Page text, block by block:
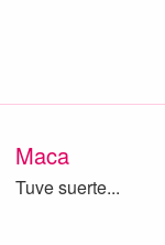
Maca
Tuve suerte...